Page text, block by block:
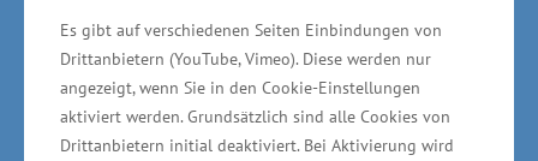
Es gibt auf verschiedenen Seiten Einbindungen von
Drittanbietern (YouTube, Vimeo). Diese werden nur
angezeigt, wenn Sie in den Cookie-Einstellungen
aktiviert werden. Grundsätzlich sind alle Cookies von
Drittanbietern initial deaktiviert. Bei Aktivierung wird
Qualitätsprodukte aus Mecklenburg-